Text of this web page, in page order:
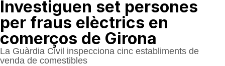
Investiguen set persones
per fraus elèctrics en
comerços de Girona
La Guàrdia Civil inspecciona cinc establiments de
venda de comestibles